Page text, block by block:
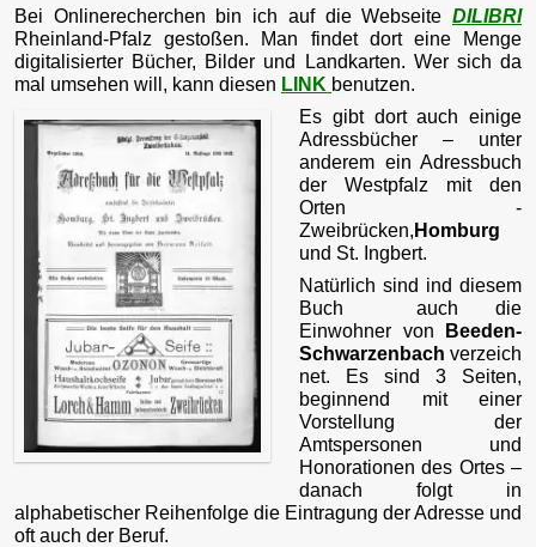
Bei Onlinerecherchen bin ich auf die Webseite DILIBRI
Rheinland-Pfalz gestoßen. Man findet dort eine Menge
digitalisierter Bücher, Bilder und Landkarten. Wer sich da
mal umsehen will, kann diesen LINK benutzen.
Es gibt dort auch einige
Adressbücher – unter
anderem ein Adressbuch
der Westpfalz mit den
Orten -
Zweibrücken, Homburg
und St. Ingbert.
Natürlich sind ind diesem
Buch auch die
Einwohner von
Beeden-
Schwarzenbach verzeich
net. Es sind 3 Seiten,
beginnend mit einer
Vorstellung der
Amtspersonen und
Honorationen des Ortes –
danach folgt in
alphabetischer Reihenfolge die Eintragung der Adresse und
oft auch der Beruf.